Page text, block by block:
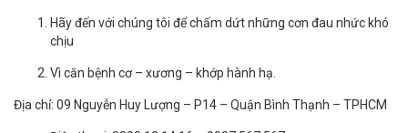
Hãy đến với chúng tôi để chấm dứt những cơn đau nhức khó
chịu
Vì căn bệnh cơ – xương – khớp hành hạ.
Địa chỉ: 09 Nguyễn Huy Lượng – P14 – Quận Bình Thạnh – TPHCM